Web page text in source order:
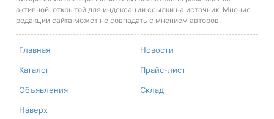
активной, открытой для индексации ссылки на источник. Мнение
редакции сайта может не совпадать с мнением авторов.
Главная Новости
Каталог Прайс-лист
Объявления Склад
Наверх